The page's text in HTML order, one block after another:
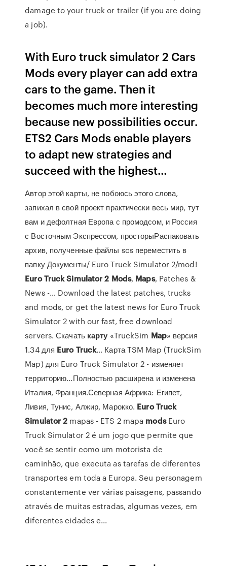
damage to your truck or trailer (if you are doing
a job).
With Euro truck simulator 2 Cars
Mods every player can add extra
cars to the game. Then it
becomes much more interesting
because new possibilities occur.
ETS2 Cars Mods enable players
to adapt new strategies and
succeed with the highest…
Автор этой карты, не побоюсь этого слова,
запихал в свой проект практически весь мир, тут
вам и дефолтная Европа с промодсом, и Россия
с Восточным Экспрессом, просторыРаспаковать
архив, полученные файлы scs переместить в
папку Документы/ Euro Truck Simulator 2/mod!
Euro TruckSimulator 2 Mods, Maps, Patches &
News -… Download the latest patches, trucks
and mods, or get the latest news for Euro Truck
Simulator 2 with our fast, free download
servers. Скачать карту «TruckSim Map» версия
1.34 для Euro Truck… Карта TSM Map (TruckSim
Map) для Euro Truck Simulator 2 - изменяет
территорию...Полностью расширена и изменена
Италия, Франция.Северная Африка: Египет,
Ливия, Тунис, Алжир, Марокко. Euro Truck
Simulator 2 mapas - ETS 2 mapa modsEuro
Truck Simulator 2 é um jogo que permite que
você se sentir como um motorista de
caminhão, que executa as tarefas de diferentes
transportes em toda a Europa. Seu personagem
constantemente ver várias paisagens, passando
através de muitas estradas, algumas vezes, em
diferentes cidades e...